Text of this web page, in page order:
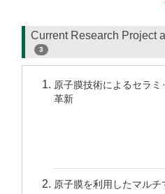
Current Research Project
3
原子膜技術によるセラ
革新
原子膜を利用したマル